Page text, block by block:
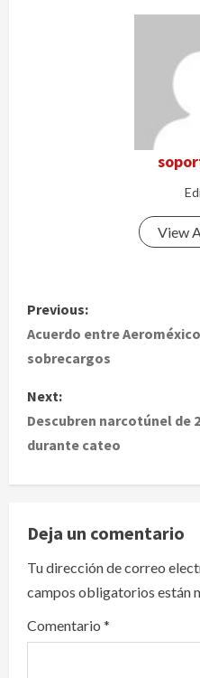
View
P
o
t
n
a
v
i
g
a
Previous:
Acuerdo entre
sobrecargos
Next:
Descubren narcotúnel de
durante cateo
Deja un comentario
Tu dirección de correo
campos obligatorios están
Comentario *